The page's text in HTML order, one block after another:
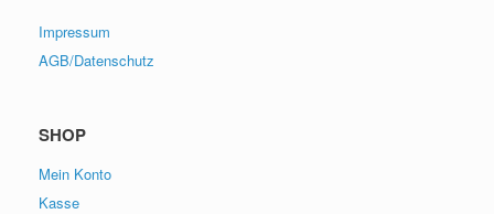
Impressum
AGB/Datenschutz
SHOP
Mein Konto
Kasse